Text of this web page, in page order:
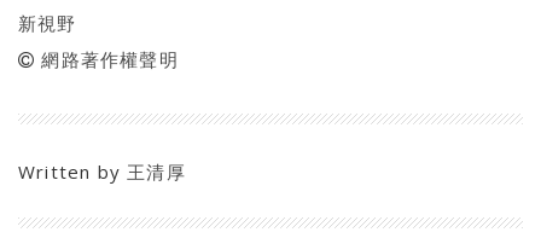
新視野
網路著作權聲明
Written by 王清厚